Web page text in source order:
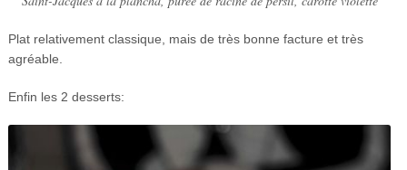
Plat relativement classique, mais de très bonne facture et très
agréable.
Enfin les 2 desserts: